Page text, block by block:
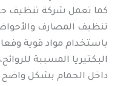
كما تعمل شركة تنظيف
تنظيف المصارف
باستخدام مواد قوية
البكتيريا المسببة
داخل الحمام بشكل